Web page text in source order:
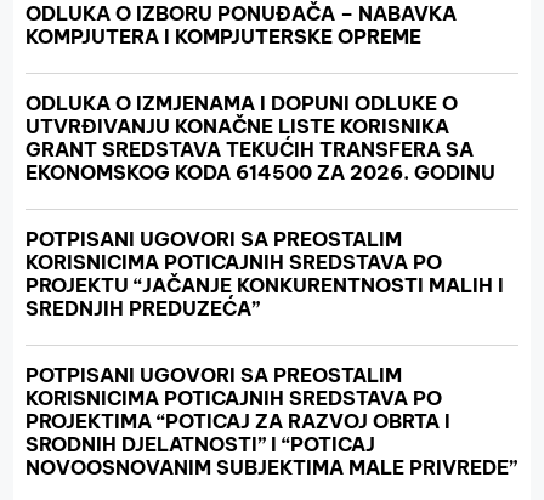
ODLUKA O IZBORU PONUĐAČA – NABAVKA
KOMPJUTERA I KOMPJUTERSKE OPREME
ODLUKA O IZMJENAMA I DOPUNI ODLUKE O
UTVRĐIVANJU KONAČNE LISTE KORISNIKA
GRANT SREDSTAVA TEKUĆIH TRANSFERA SA
EKONOMSKOG KODA 614500 ZA 2026. GODINU
POTPISANI UGOVORI SA PREOSTALIM
KORISNICIMA POTICAJNIH SREDSTAVA PO
PROJEKTU “JAČANJE KONKURENTNOSTI MALIH I
SREDNJIH PREDUZEĆA”
POTPISANI UGOVORI SA PREOSTALIM
KORISNICIMA POTICAJNIH SREDSTAVA PO
PROJEKTIMA “POTICAJ ZA RAZVOJ OBRTA I
SRODNIH DJELATNOSTI” I “POTICAJ
NOVOOSNOVANIM SUBJEKTIMA MALE PRIVREDE”